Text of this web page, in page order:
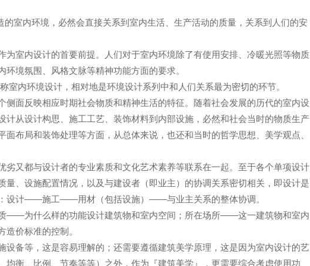
室内环境，必然会直接关系到室内生活、生产活动的质量，关系到人们的安
室内设计的首要前提。人们对于室内环境除了有使用安排、冷暖光照等物质
境氛围、风格文脉等精神功能方面的要求。
内环境设计，相对地是环境设计系列中和人们关系最为密切的环节。
面反映相应时期社会物质和精神生活的特征。随着社会发展的历代的室内设
从设计构思、施工工艺、装饰材料到内部设施，必然和社会当时的物质生产
布局和装饰处理等方面，从总体来说，也还和当时的哲学思想、美学观点、
又都与设计者的专业素质和文化艺术素养等联系在一起。至于各个单项设计
、设施配置情况，以及与建设者（即业主）的协调关系密切相关，即设计是
设计——施工——用材（包括设施）——与业主关系的整体协调。
为什么样的功能设计建筑物和室内空间；所在场所——这一建筑物和室内
价标准的控制。
备等，这是容易理解的；还需要遵循建筑美学原理，这是因为室内设计的艺
衡、比例、节奏等等）之外，作为『建筑美学』，更需要综合考虑使用功